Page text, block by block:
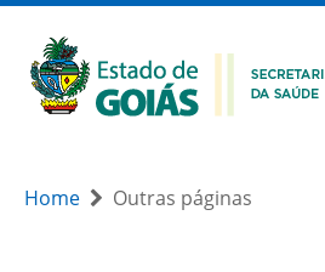
Home Outras páginas